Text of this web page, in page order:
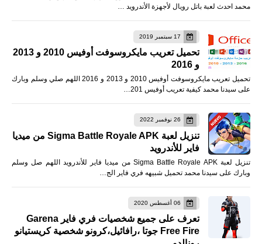
محمد احدث لعبة باتل رويال لأجهزة الأندرويد …
17 سبتمبر 2019
تحميل تعريب مايكروسوفت أوفيس 2010 و 2013
و 2016
تحميل تعريب مايكروسوفت أوفيس 2010 و 2013 و 2016 اللهم صلي وسلم وبارك
على سيدنا محمد كيفية تعريب أوفيس 201…
26 نوفمبر 2022
تنزيل لعبة Sigma Battle Royale APK من ميديا
فاير للأندرويد
تنزيل لعبة Sigma Battle Royale APK من ميديا فاير للأندرويد اللهم صل وسلم
وبارك على سيدنا محمد تحميل شبيهه فري فاير الج…
06 أغسطس 2020
تعرف على جميع شخصيات فري فاير Garena
Free Fire جوتا ،رافائيل،كرونو شخصية كريستيانو